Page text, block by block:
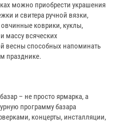
можно приобрести украшения
и свитера ручной вязки,
коврики, куклы,
массу всяческих
весны способных напоминать
празднике.
– не просто ярмарка, а
программу базара
концерты, инсталляции,